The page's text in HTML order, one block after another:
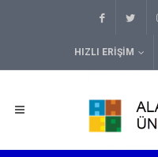
HIZLI ERIŞIM